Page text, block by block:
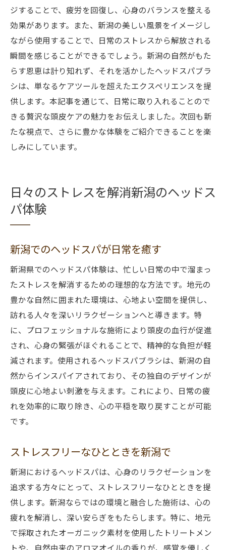
ジすることで、疲労を回復し、心身のバランスを整える
効果があります。また、新潟の美しい風景をイメージし
ながら使用することで、日常のストレスから解放される
瞬間を感じることができるでしょう。新潟の自然がもた
らす恩恵は計り知れず、それを活かしたヘッドスパブラ
シは、単なるケアツールを超えたエクスペリエンスを提
供します。本記事を通じて、日常に取り入れることので
きる贅沢な頭皮ケアの魅力をお伝えしました。次回も新
たな視点で、さらに豊かな体験をご紹介できることを楽
しみにしています。
日々のストレスを解消新潟のヘッドス
パ体験
新潟でのヘッドスパが日常を癒す
新潟県でのヘッドスパ体験は、忙しい日常の中で溜まっ
たストレスを解消するための理想的な方法です。地元の
豊かな自然に囲まれた環境は、心地よい空間を提供し、
訪れる人々を深いリラクゼーションへと導きます。特
に、プロフェッショナルな施術により頭皮の血行が促進
され、心身の緊張がほぐれることで、精神的な負担が軽
減されます。使用されるヘッドスパブラシは、新潟の自
然からインスパイアされており、その独自のデザインが
頭皮に心地よい刺激を与えます。これにより、日常の疲
れを効率的に取り除き、心の平穏を取り戻すことが可能
です。
ストレスフリーなひとときを新潟で
新潟におけるヘッドスパは、心身のリラクゼーションを
追求する方々にとって、ストレスフリーなひとときを提
供します。新潟ならではの環境と融合した施術は、心の
疲れを解消し、深い安らぎをもたらします。特に、地元
で採取されたオーガニック素材を使用したトリートメン
トや、自然由来のアロマオイルの香りが、感覚を優しく